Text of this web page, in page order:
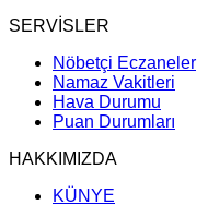
SERVİSLER
Nöbetçi Eczaneler
Namaz Vakitleri
Hava Durumu
Puan Durumları
HAKKIMIZDA
KÜNYE